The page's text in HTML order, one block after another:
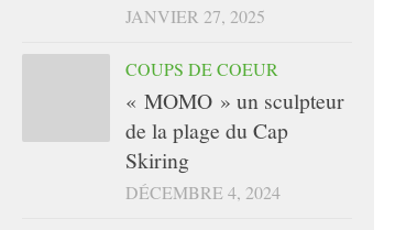
JANVIER 27, 2025
COUPS DE COEUR
« MOMO » un sculpteur
de la plage du Cap
Skiring
DÉCEMBRE 4, 2024